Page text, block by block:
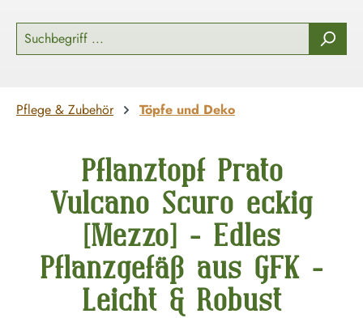
Pflege & Zubehör Töpfe und Deko
Pflanztopf Prato
Vulcano Scuro eckig
[Mezzo] - Edles
Pflanzgefäß aus GFK -
Leicht & Robust